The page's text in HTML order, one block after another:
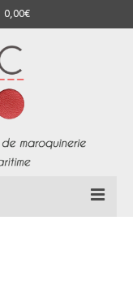
0,00€